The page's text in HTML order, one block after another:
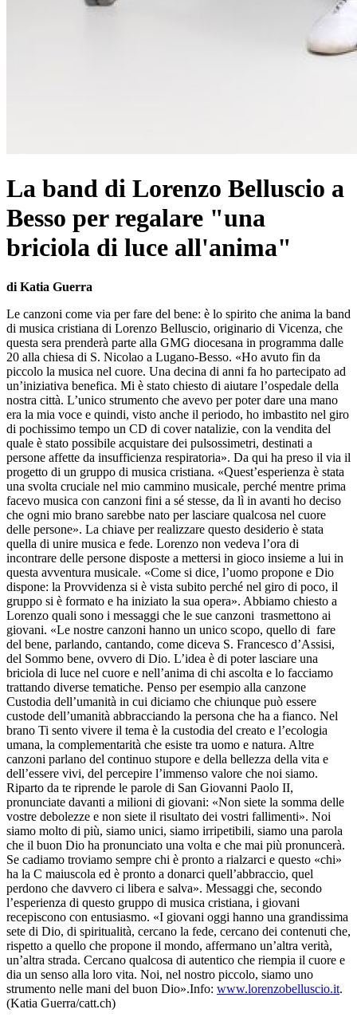
La band di Lorenzo Belluscio a
Besso per regalare "una
briciola di luce all'anima"
di Katia Guerra
Le canzoni come via per fare del bene: è lo spirito che anima la band
di musica cristiana di Lorenzo Belluscio, originario di Vicenza, che
questa sera prenderà parte alla GMG diocesana in programma dalle
20 alla chiesa di S. Nicolao a Lugano-Besso. «Ho avuto fin da
piccolo la musica nel cuore. Una decina di anni fa ho partecipato ad
un’iniziativa benefica. Mi è stato chiesto di aiutare l’ospedale della
nostra città. L’unico strumento che avevo per poter dare una mano
era la mia voce e quindi, visto anche il periodo, ho imbastito nel giro
di pochissimo tempo un CD di cover natalizie, con la vendita del
quale è stato possibile acquistare dei pulsossimetri, destinati a
persone affette da insufficienza respiratoria». Da qui ha preso il via il
progetto di un gruppo di musica cristiana. «Quest’esperienza è stata
una svolta cruciale nel mio cammino musicale, perché mentre prima
facevo musica con canzoni fini a sé stesse, da lì in avanti ho deciso
che ogni mio brano sarebbe nato per lasciare qualcosa nel cuore
delle persone». La chiave per realizzare questo desiderio è stata
quella di unire musica e fede. Lorenzo non vedeva l’ora di
incontrare delle persone disposte a mettersi in gioco insieme a lui in
questa avventura musicale. «Come si dice, l’uomo propone e Dio
dispone: la Provvidenza si è vista subito perché nel giro di poco, il
gruppo si è formato e ha iniziato la sua opera». Abbiamo chiesto a
Lorenzo quali sono i messaggi che le sue canzoni trasmettono ai
giovani. «Le nostre canzoni hanno un unico scopo, quello di fare
del bene, parlando, cantando, come diceva S. Francesco d’Assisi,
del Sommo bene, ovvero di Dio. L’idea è di poter lasciare una
briciola di luce nel cuore e nell’anima di chi ascolta e lo facciamo
trattando diverse tematiche. Penso per esempio alla canzone
Custodia dell’umanità in cui diciamo che chiunque può essere
custode dell’umanità abbracciando la persona che ha a fianco. Nel
brano Ti sento vivere il tema è la custodia del creato e l’ecologia
umana, la complementarità che esiste tra uomo e natura. Altre
canzoni parlano del continuo stupore e della bellezza della vita e
dell’essere vivi, del percepire l’immenso valore che noi siamo.
Riparto da te riprende le parole di San Giovanni Paolo II,
pronunciate davanti a milioni di giovani: «Non siete la somma delle
vostre debolezze e non siete il risultato dei vostri fallimenti». Noi
siamo molto di più, siamo unici, siamo irripetibili, siamo una parola
che il buon Dio ha pronunciato una volta e che mai più pronuncerà.
Se cadiamo troviamo sempre chi è pronto a rialzarci e questo «chi»
ha la C maiuscola ed è pronto a donarci quell’abbraccio, quel
perdono che davvero ci libera e salva». Messaggi che, secondo
l’esperienza di questo gruppo di musica cristiana, i giovani
recepiscono con entusiasmo. «I giovani oggi hanno una grandissima
sete di Dio, di spiritualità, cercano la fede, cercano dei contenuti che,
rispetto a quello che propone il mondo, affermano un’altra verità,
un’altra strada. Cercano qualcosa di autentico che riempia il cuore e
dia un senso alla loro vita. Noi, nel nostro piccolo, siamo uno
strumento nelle mani del buon Dio».Info: www.lorenzobelluscio.it.
(Katia Guerra/catt.ch)